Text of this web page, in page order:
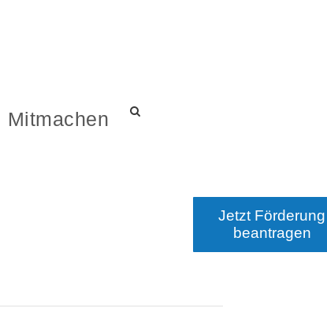
Mitmachen
Jetzt Förderung
beantragen